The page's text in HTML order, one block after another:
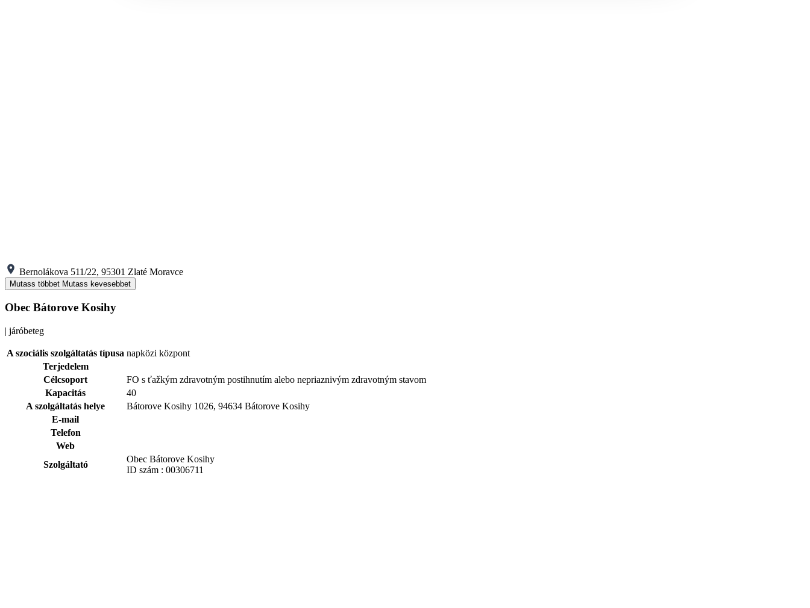
Bernolákova 511/22, 95301 Zlaté Moravce
Mutass többet Mutass kevesebbet
Obec Bátorove Kosihy
| járóbeteg
A szociális szolgáltatás típusa napközi központ
Terjedelem
Célcsoport
FO s ťažkým zdravotným postihnutím alebo nepriaznivým zdravotným stavom
Kapacitás
40
A szolgáltatás helye
Bátorove Kosihy 1026, 94634 Bátorove Kosihy
E-mail
Telefon
Web
Szolgáltató
Obec Bátorove Kosihy
ID szám : 00306711